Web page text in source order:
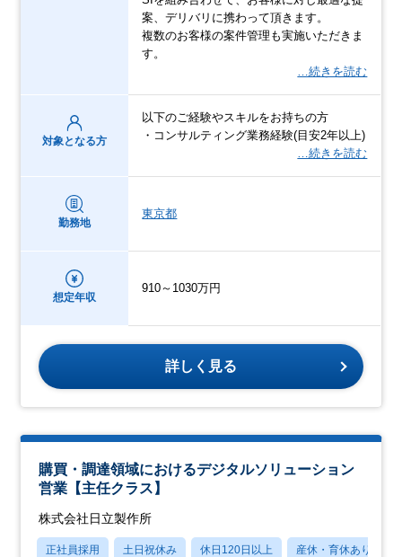
案、デリバリに携わって頂きます。
複数のお客様の案件管理も実施いただきま
す。
…続きを読む
対象となる方
以下のご経験やスキルをお持ちの方
・コンサルティング業務経験(目安2年以上)
…続きを読む
勤務地
東京都
想定年収
910～1030万円
詳しく見る
購買・調達領域におけるデジタルソリューション
営業【主任クラス】
株式会社日立製作所
正社員採用 土日祝休み 休日120日以上 産休・育休あり